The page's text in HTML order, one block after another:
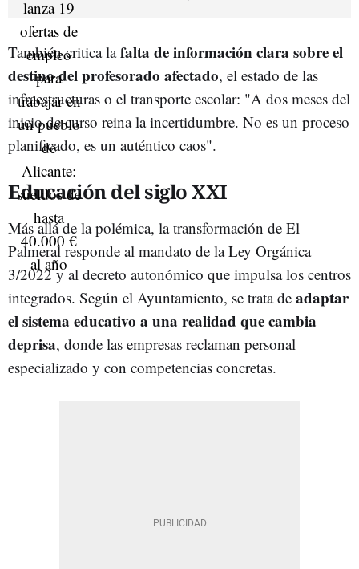
También critica lafalta de información clara sobre el
destino del profesorado afectado, el estado de las
infraestructuras o el transporte escolar: "A dos meses del
inicio de curso reina la incertidumbre. No es un proceso
planificado, es un auténtico caos".
Educación del siglo XXI
Más allá de la polémica, la transformación de El
Palmeral responde al mandato de la Ley Orgánica
3/2022 y al decreto autonómico que impulsa los centros
integrados. Según el Ayuntamiento, se trata de adaptar
el sistema educativo a una realidad que cambia
deprisa, donde las empresas reclaman personal
especializado y con competencias concretas.